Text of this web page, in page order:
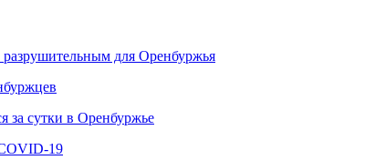
для Оренбуржья
за сутки в Оренбуржье
19